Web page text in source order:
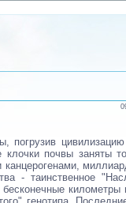
погрузив
почвы заняты
канцерогенами,
- таинственное
километры